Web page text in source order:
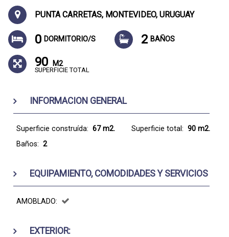
PUNTA CARRETAS, MONTEVIDEO, URUGUAY
0 DORMITORIO/S 2 BAÑOS
90 M2
SUPERFICIE TOTAL
INFORMACION GENERAL
Superficie construída: 67 m2. Superficie total: 90 m2.
Baños: 2
EQUIPAMIENTO, COMODIDADES Y SERVICIOS
AMOBLADO:
EXTERIOR: